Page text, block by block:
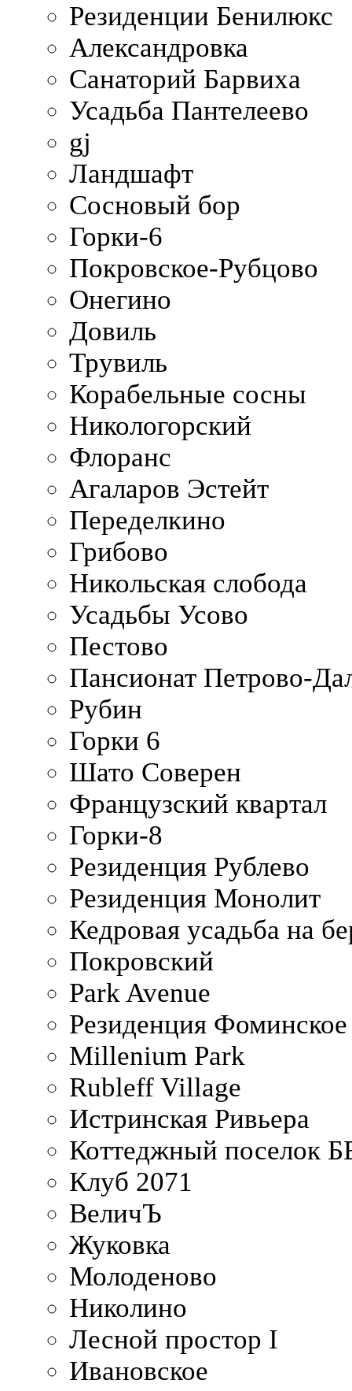
Резиденции Бенилюкс
Александровка
Санаторий Барвиха
Усадьба Пантелеево
gj
Ландшафт
Сосновый бор
Горки-6
Покровское-Рубцово
Онегино
Довиль
Трувиль
Корабельные сосны
Никологорский
Флоранс
Агаларов Эстейт
Переделкино
Грибово
Никольская слобода
Усадьбы Усово
Пестово
Пансионат Петрово-
Рубин
Горки 6
Шато Соверен
Французский квартал
Горки-8
Резиденция Рублево
Резиденция Монолит
Кедровая усадьба на
Покровский
Park Avenue
Резиденция Фоминское
Millenium Park
Rubleff Village
Истринская Ривьера
Коттеджный поселок
Клуб 2071
ВеличЪ
Жуковка
Молоденово
Николино
Лесной простор I
Ивановское